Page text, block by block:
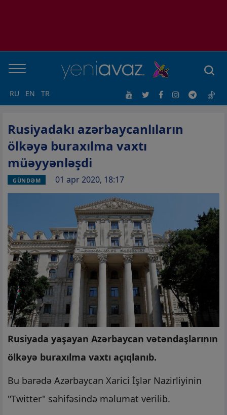
RU EN TR
Rusiyadakı azərbaycanlıların
ölkəyə buraxılma vaxtı
müəyyənləşdi
GÜNDƏM 01 apr 2020, 18:17
Rusiyada yaşayan Azərbaycan vətəndaşlarının
ölkəyə buraxılma vaxtı açıqlanıb.
Bu barədə Azərbaycan Xarici İşlər Nazirliyinin
"Twitter" səhifəsində məlumat verilib.